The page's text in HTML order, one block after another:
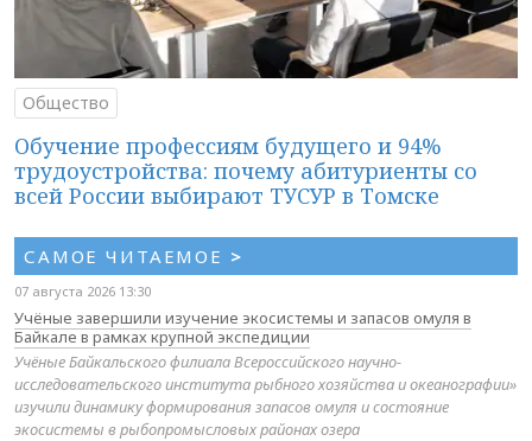
Общество
Обучение профессиям будущего и 94%
трудоустройства: почему абитуриенты со
всей России выбирают ТУСУР в Томске
САМОЕ ЧИТАЕМОЕ >
07 августа 2026 13:30
Учёные завершили изучение экосистемы и запасов омуля в
Байкале в рамках крупной экспедиции
Учёные Байкальского филиала Всероссийского научно-
исследовательского института рыбного хозяйства и океанографии»
изучили динамику формирования запасов омуля и состояние
экосистемы в рыбопромысловых районах озера